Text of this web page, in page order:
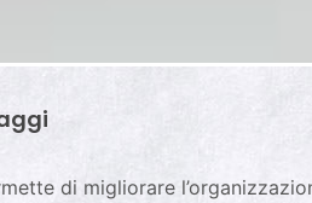
di migliorare